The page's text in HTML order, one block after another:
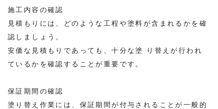
施工内容の確認
見積もりには、どのような工程や塗料が含まれるかを確
認しましょう。
安価な見積もりであっても、十分な塗 り替えが行われ
ているかを確認することが重要です。
保証期間の確認
塗り替え作業には、保証期間が付与されることが一般的